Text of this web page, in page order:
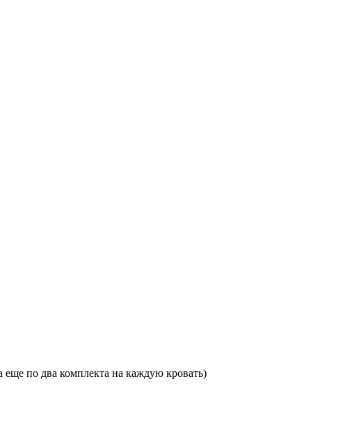
еще по два комплекта на каждую кровать)